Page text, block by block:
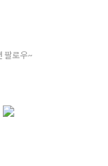
팔로우~